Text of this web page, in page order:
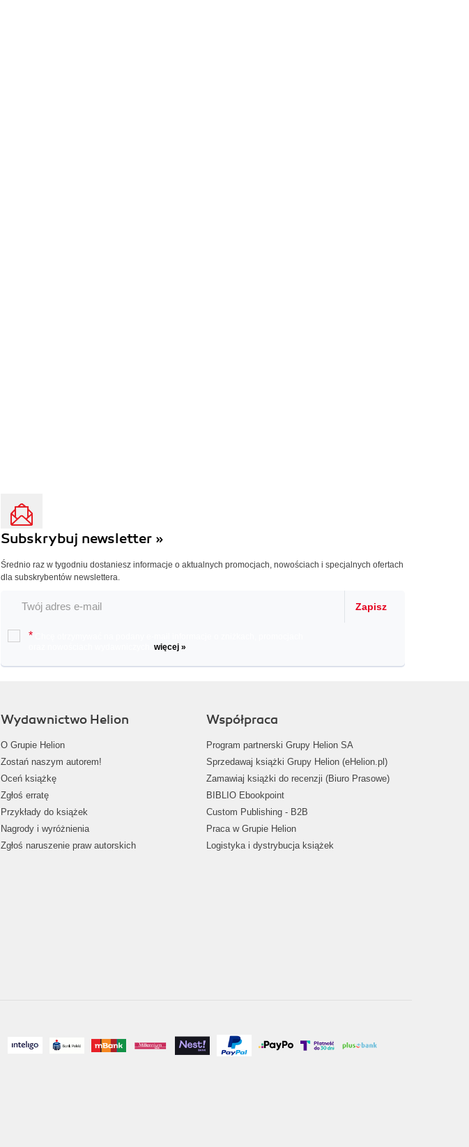
Subskrybuj newsletter »
Średnio raz w tygodniu dostaniesz informacje o aktualnych promocjach, nowościach i specjalnych ofertach
dla subskrybentów newslettera.
Zapisz
*
więcej »
Wydawnictwo Helion
O Grupie Helion
Zostań naszym autorem!
Oceń książkę
Zgłoś erratę
Przykłady do książek
Nagrody i wyróżnienia
Zgłoś naruszenie praw autorskich
Współpraca
Program partnerski Grupy Helion SA
Sprzedawaj książki Grupy Helion (eHelion.pl)
Zamawiaj książki do recenzji (Biuro Prasowe)
BIBLIO Ebookpoint
Custom Publishing - B2B
Praca w Grupie Helion
Logistyka i dystrybucja książek